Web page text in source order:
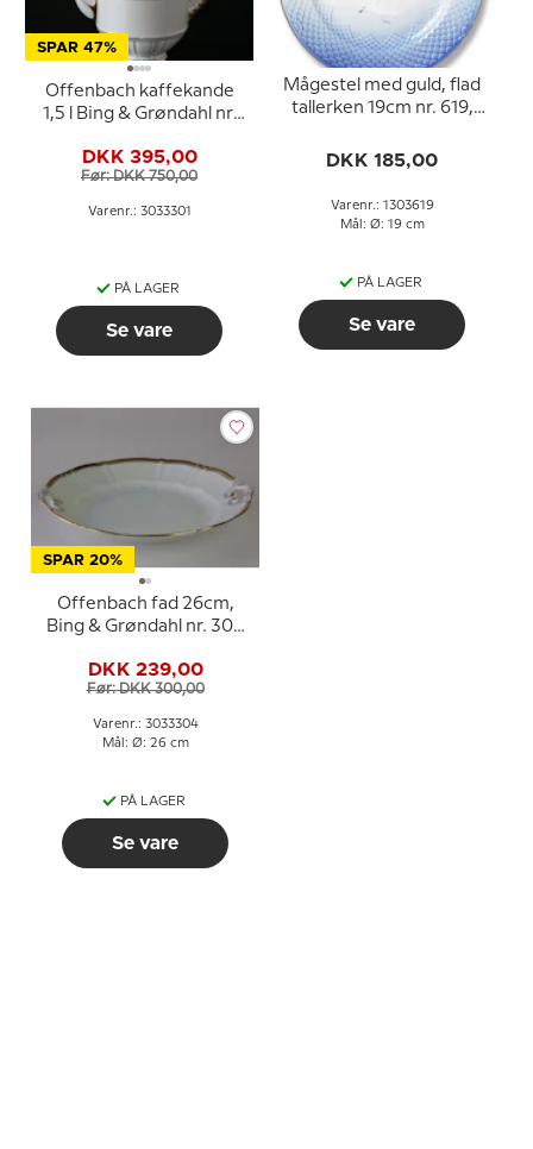
SPAR 47%
Offenbach kaffekande
1,5 l Bing & Grøndahl nr.
DKK 395,00
Før: DKK 750,00
Varenr.: 3033301
PÅ LAGER
Se vare
Mågestel med guld, flad
tallerken 19cm nr. 619,
DKK 185,00
Varenr.: 1303619
Mål: Ø: 19 cm
PÅ LAGER
Se vare
SPAR 20%
Offenbach fad 26cm,
Bing & Grøndahl nr. 304
DKK 239,00
Før: DKK 300,00
Varenr.: 3033304
Mål: Ø: 26 cm
PÅ LAGER
Se vare